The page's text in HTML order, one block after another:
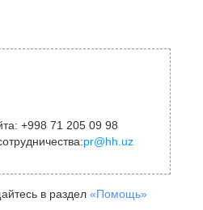
+998 71 205 09 98
pr@hh.uz
в раздел «Помощь»